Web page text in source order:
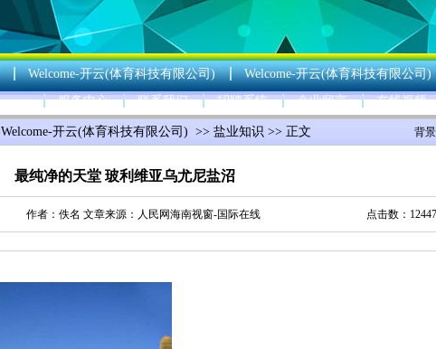
Welcome-开云(体育科技有限公司) Welcome-开云(体育科技有限公司)
服务中心
联系我们 招聘系统 企业留言 在线视频
背景
Welcome-开云(体育科技有限公司) >> 盐业知识 >> 正文
最纯净的天堂 玻利维亚乌尤尼盐沼
作者：佚名 文章来源： 人民网海南视窗-国际在线 点击数：12447